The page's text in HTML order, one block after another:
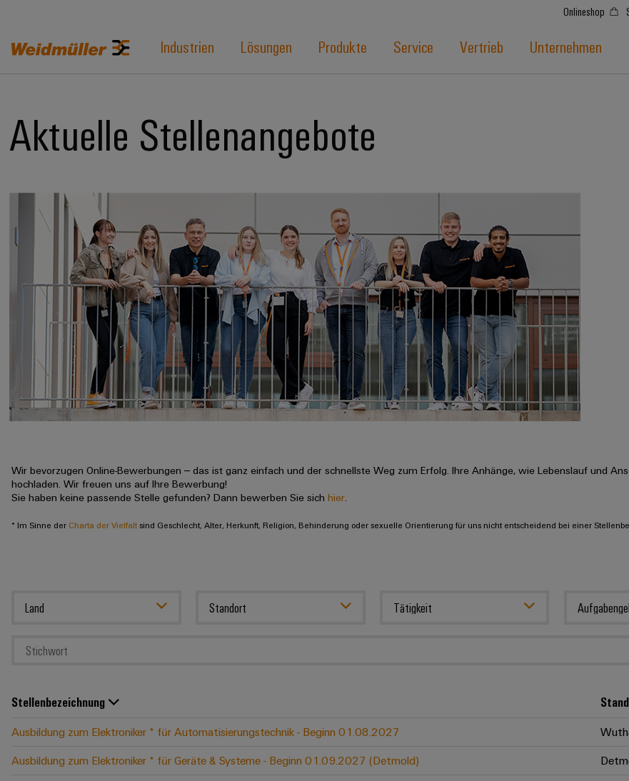
Onlineshop
Industrien Lösungen Produkte Service Vertrieb Unternehmen
Aktuelle Stellenangebote
Wir bevorzugen Online-Bewerbungen – das ist ganz einfach und der schnellste Weg zum Erfolg. Ihre Anhänge, wie Lebenslauf und
hochladen. Wir freuen uns auf Ihre Bewerbung!
Sie haben keine passende Stelle gefunden? Dann bewerben Sie sich hier
* Im Sinne der Charta der Vielfalt sind Geschlecht, Alter, Herkunft, Religion, Behinderung oder sexuelle Orientierung für uns nicht entscheidend bei einer
Land Standort Tätigkeit
Stellenbezeichnung
Ausbildung zum Elektroniker * für Automatisierungstechnik - Beginn 01.08.2027
Ausbildung zum Elektroniker * für Geräte & Systeme - Beginn 01.09.2027 (Detmold)